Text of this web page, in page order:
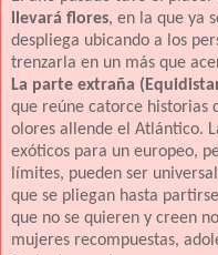
llevará flores, en la que ya
despliega ubicando a los
trenzarla en un más que
La parte extraña
que reúne catorce historias
olores allende el Atlántico.
exóticos para un europeo,
límites, pueden ser
que se pliegan hasta
que no se quieren y creen
mujeres recompuestas,